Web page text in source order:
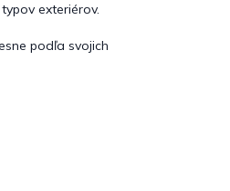
exteriérov.
podľa svojich